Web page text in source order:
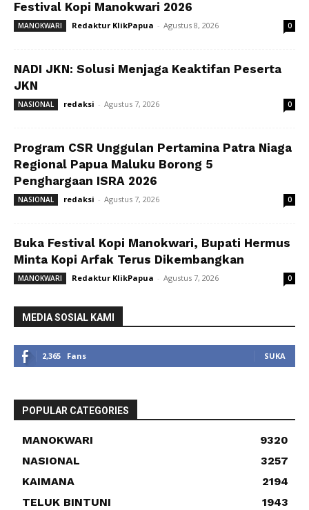
Festival Kopi Manokwari 2026
MANOKWARI Redaktur KlikPapua - Agustus 8, 2026 0
NADI JKN: Solusi Menjaga Keaktifan Peserta
JKN
NASIONAL redaksi - Agustus 7, 2026 0
Program CSR Unggulan Pertamina Patra Niaga
Regional Papua Maluku Borong 5
Penghargaan ISRA 2026
NASIONAL redaksi - Agustus 7, 2026 0
Buka Festival Kopi Manokwari, Bupati Hermus
Minta Kopi Arfak Terus Dikembangkan
MANOKWARI Redaktur KlikPapua - Agustus 7, 2026 0
MEDIA SOSIAL KAMI
2,365 Fans SUKA
POPULAR CATEGORIES
MANOKWARI
9320
NASIONAL
3257
KAIMANA
2194
TELUK BINTUNI
1943